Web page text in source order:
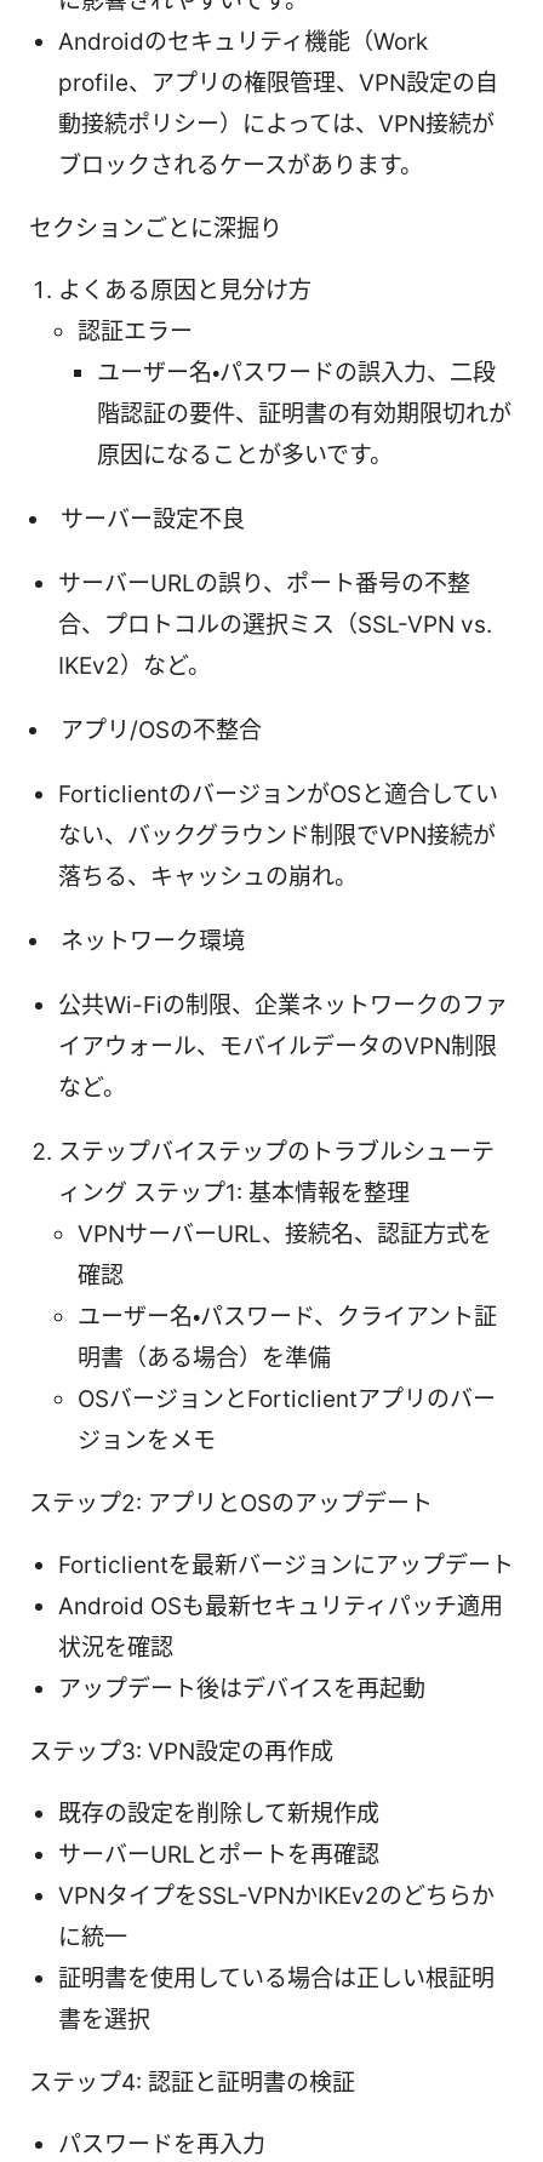
Androidのセキュリティ機能（Work
profile、アプリの権限管理、VPN設定の自
動接続ポリシー）によっては、VPN接続が
ブロックされるケースがあります。
セクションごとに深掘り
よくある原因と見分け方
認証エラー
ユーザー名・パスワードの誤入力、二段
階認証の要件、証明書の有効期限切れが
原因になることが多いです。
サーバー設定不良
サーバーURLの誤り、ポート番号の不整
合、プロトコルの選択ミス（SSL-VPN vs.
IKEv2）など。
アプリ/OSの不整合
ForticlientのバージョンがOSと適合してい
ない、バックグラウンド制限でVPN接続が
落ちる、キャッシュの崩れ。
ネットワーク環境
公共Wi-Fiの制限、企業ネットワークのファ
イアウォール、モバイルデータのVPN制限
など。
ステップバイステップのトラブルシューテ
ィング ステップ1: 基本情報を整理
VPNサーバーURL、接続名、認証方式を
確認
ユーザー名・パスワード、クライアント証
明書（ある場合）を準備
OSバージョンとForticlientアプリのバー
ジョンをメモ
ステップ2: アプリとOSのアップデート
Forticlientを最新バージョンにアップデート
Android OSも最新セキュリティパッチ適用
状況を確認
アップデート後はデバイスを再起動
ステップ3: VPN設定の再作成
既存の設定を削除して新規作成
サーバーURLとポートを再確認
VPNタイプをSSL-VPNかIKEv2のどちらか
に統一
証明書を使用している場合は正しい根証明
書を選択
ステップ4: 認証と証明書の検証
パスワードを再入力